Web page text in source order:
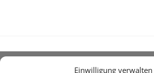
Einwilligung verwalten